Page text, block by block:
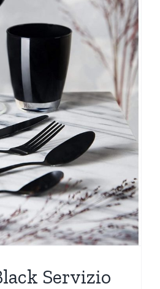
Servizio